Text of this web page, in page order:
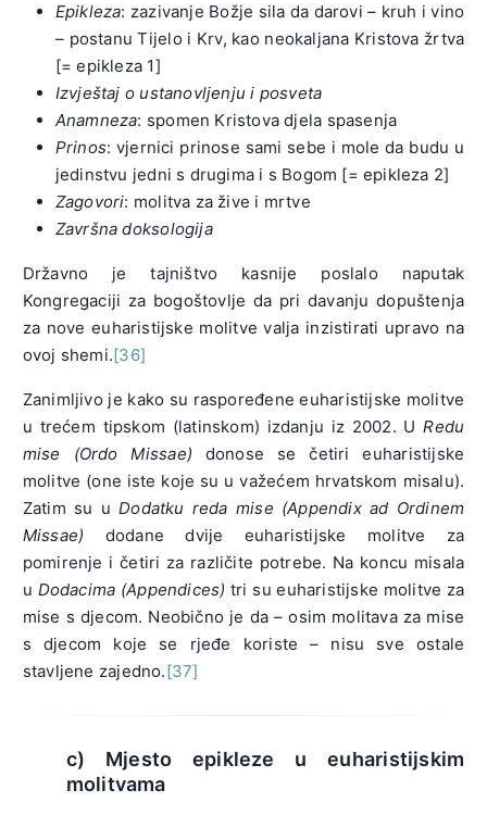
Epikleza: zazivanje Božje sila da darovi – kruh i vino
– postanu Tijelo i Krv, kao neokaljana Kristova žrtva
[= epikleza 1]
Izvještaj o ustanovljenju i posveta
Anamneza: spomen Kristova djela spasenja
Prinos: vjernici prinose sami sebe i mole da budu u
jedinstvu jedni s drugima i s Bogom [= epikleza 2]
Zagovori: molitva za žive i mrtve
Završna doksologija
Državno je tajništvo kasnije poslalo naputak
Kongregaciji za bogoštovlje da pri davanju dopuštenja
za nove euharistijske molitve valja inzistirati upravo na
ovoj shemi.[36]
Zanimljivo je kako su raspoređene euharistijske molitve
u trećem tipskom (latinskom) izdanju iz 2002. URedu
mise (Ordo Missae) donose se četiri euharistijske
molitve (one iste koje su u važećem hrvatskom misalu).
Zatim su uDodatku reda mise (Appendix ad Ordinem
Missae) dodane dvije euharistijske molitve za
pomirenje i četiri za različite potrebe. Na koncu misala
u Dodacima (Appendices) tri su euharistijske molitve za
mise s djecom. Neobično je da – osim molitava za mise
s djecom koje se rjeđe koriste – nisu sve ostale
stavljene zajedno.[37]
c) Mjesto epikleze u euharistijskim
molitvama